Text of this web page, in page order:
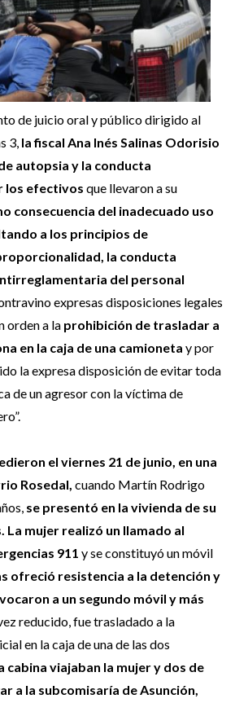
de juicio oral y público dirigido al
3, la fiscal Ana Inés Salinas Odorisio
autopsia y la conducta
los efectivos que llevaron a su
consecuencia del inadecuado uso
a los principios de
la conducta
del personal
expresas disposiciones legales
orden a la prohibición de trasladar a
en la caja de una camioneta y por
la expresa disposición de evitar toda
de un agresor con la víctima de
el viernes 21 de junio, en una
Rosedal, cuando Martín Rodrigo
se presentó en la vivienda de su
La mujer realizó un llamado al
911 y se constituyó un móvil
ofreció resistencia a la detención y
a un segundo móvil y más
reducido, fue trasladado a la
en la caja de una de las dos
cabina viajaban la mujer y dos de
a la subcomisaría de Asunción,